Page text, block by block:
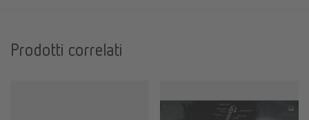
Prodotti correlati